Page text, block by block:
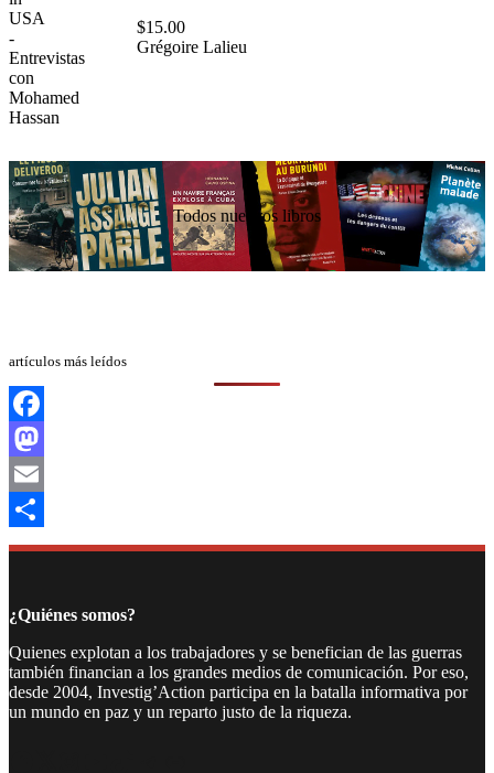
$15.00
Grégoire Lalieu
Todos nuestros libros
artículos más leídos
Facebook
Mastodon
Email
Compartir
¿Quiénes somos?
Quienes explotan a los trabajadores y se benefician de las guerras
también financian a los grandes medios de comunicación. Por eso,
desde 2004, Investig’Action participa en la batalla informativa por
un mundo en paz y un reparto justo de la riqueza.